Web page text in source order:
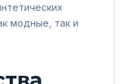
модные, так и